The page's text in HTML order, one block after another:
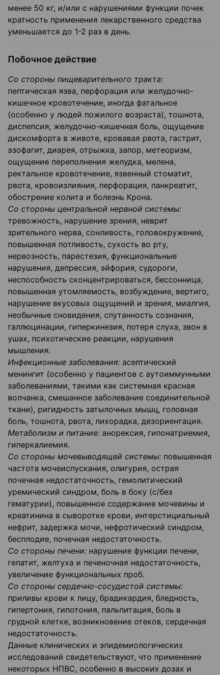
менее 50 кг, и/или с нарушениями функции почек
кратность применения лекарственного средства
уменьшается до 1-2 раз в день.
Побочное действие
Со стороны пищеварительного тракта:
пептическая язва, перфорация или желудочно-
кишечное кровотечение, иногда фатальное
(особенно у людей пожилого возраста), тошнота,
диспепсия, желудочно-кишечная боль, ощущение
дискомфорта в животе, кровавая рвота, гастрит,
эзофагит, диарея, отрыжка, запор, метеоризм,
ощущение переполнения желудка, мелена,
ректальное кровотечение, язвенный стоматит,
рвота, кровоизлияния, перфорация, панкреатит,
обострение колита и болезнь Крона.
Со стороны центральной нервной системы:
тревожность, нарушение зрения, неврит
зрительного нерва, сонливость, головокружение,
повышенная потливость, сухость во рту,
нервозность, парестезия, функциональные
нарушения, депрессия, эйфория, судороги,
неспособность сконцентрироваться, бессонница,
повышенная утомляемость, возбуждение, вертиго,
нарушение вкусовых ощущений и зрения, миалгия,
необычные сновидения, спутанность сознания,
галлюцинации, гиперкинезия, потеря слуха, звон в
ушах, психотические реакции, нарушения
мышления.
Инфекционные заболевания: асептический
менингит (особенно у пациентов с аутоиммунными
заболеваниями, такими как системная красная
волчанка, смешанное заболевание соединительной
ткани), ригидность затылочных мышц, головная
боль, тошнота, рвота, лихорадка, дезориентация.
Метаболизм и питание: анорексия, гипонатриемия,
гиперкалиемия.
Со стороны мочевыводящей системы: повышенная
частота мочеиспускания, олигурия, острая
почечная недостаточность, гемолитический
уремический синдром, боль в боку (с/без
гематурии), повышенное содержание мочевины и
креатинина в сыворотке крови, интерстициальный
нефрит, задержка мочи, нефротический синдром,
бесплодие, почечная недостаточность.
Со стороны печени: нарушение функции печени,
гепатит, желтуха и печеночная недостаточность,
увеличение функциональных проб.
Со стороны сердечно-сосудистой системы:
приливы крови к лицу, брадикардия, бледность,
гипертония, гипотония, пальпитация, боль в
грудной клетке, возникновение отеков, сердечная
недостаточность.
Данные клинических и эпидемиологических
исследований свидетельствуют, что применение
некоторых НПВС, особенно в высоких дозах и